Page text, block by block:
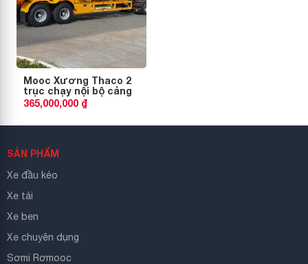
Mooc Xương Thaco 2
trục chạy nội bộ cảng
365,000,000 ₫
SẢN PHẨM
Xe đầu kéo
Xe tải
Xe ben
Xe chuyên dụng
Sơmi Rơmooc